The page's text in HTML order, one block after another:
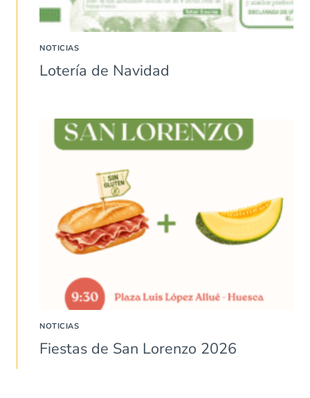
NOTICIAS
Lotería de Navidad
NOTICIAS
Fiestas de San Lorenzo 2026